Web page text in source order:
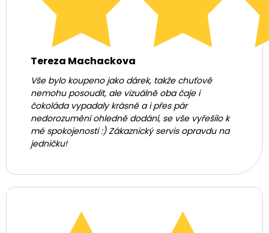
Tereza Machackova
Vše bylo koupeno jako dárek, takže chuťově
nemohu posoudit, ale vizuálně oba čaje i
čokoláda vypadaly krásně a i přes pár
nedorozumění ohledně dodání, se vše vyřešilo k
mé spokojenosti :) Zákaznický servis opravdu na
jedničku!